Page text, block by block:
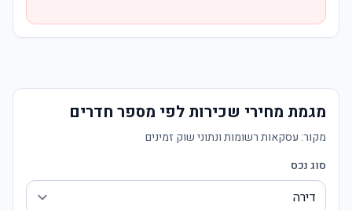
מגמת מחירי שכירות לפי מספר חדרים
מקור: עסקאות רשומות ונתוני שוק זמינים
סוג נכס